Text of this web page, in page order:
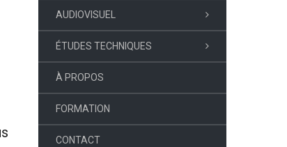
AUDIOVISUEL
ÉTUDES TECHNIQUES
À PROPOS
FORMATION
CONTACT